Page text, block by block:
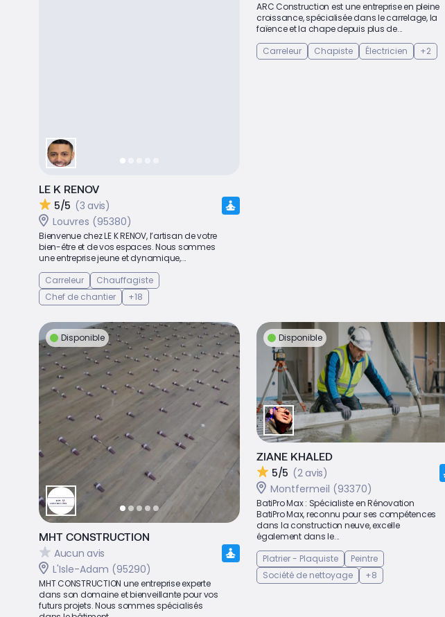
LE K RENOV
5/5 (3 avis)
Louvres (95380)
Bienvenue chez LE K RENOV, l’artisan de votre
bien-être et de vos espaces. Nous sommes
une entreprise jeune et dynamique,...
Carreleur
Chauffagiste
Chef de chantier
+18
ARC Construction est une entreprise en pleine
croissance, spécialisée dans le carrelage, la
faïence et la chape depuis plus de...
Carreleur
Chapiste Électricien +2
Disponible
MHT CONSTRUCTION
Aucun avis
L'Isle-Adam (95290)
MHT CONSTRUCTION une entreprise experte
dans son domaine et bienveillante pour vos
futurs projets. Nous sommes spécialisés
Disponible
ZIANE KHALED
5/5 (2 avis)
Montfermeil (93370)
BatiPro Max : Spécialiste en Rénovation
BatiPro Max, reconnu pour ses compétences
dans la construction neuve, excelle
également dans le...
Platrier - Plaquiste
Peintre
Société de nettoyage
+8